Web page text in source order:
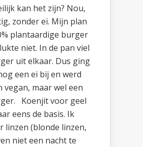
kan het zijn? Nou,
zonder ei. Mijn plan
plantaardige burger
niet. In de pan viel
uit elkaar. Dus ging
een ei bij en werd
vegan, maar wel een
Koenjit voor geel
eens de basis. Ik
linzen (blonde linzen,
niet een nacht te